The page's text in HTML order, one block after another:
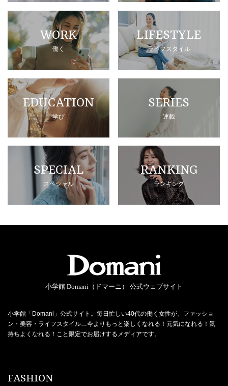
WORK
働く
LIFESTYLE
ライフスタイル
EDUCATION
学び
SERIES
連載
SPECIAL
スペシャル
RANKING
ランキング
小学館 Domani（ドマーニ） 公式ウェブサイト
小学館「Domani」公式サイト。毎日忙しい40代の働く女性が、ファッショ
ン・美容・ライフスタイル…今よりもっと楽しくなれる！元気になれる！気
持ちよくなれる！こと限定でお届けするメディアです。
FASHION